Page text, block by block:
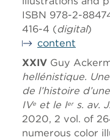
ISBN 978-2-
416-4 (digital)
content
XXIV Guy
hellénistique.
de l’histoire
IVe et le Iers. av.
2020, 2 vol. of
numerous color